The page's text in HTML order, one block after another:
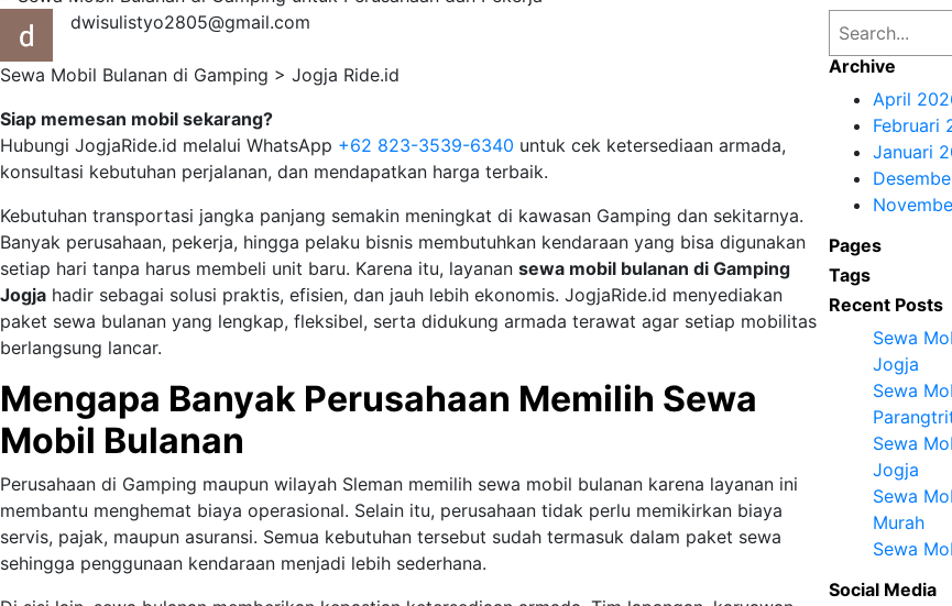
dwisulistyo2805@gmail.com
Sewa Mobil Bulanan di Gamping > Jogja Ride.id
Siap memesan mobil sekarang?
Hubungi JogjaRide.id melalui WhatsApp +62 823-3539-6340 untuk cek ketersediaan armada,
konsultasi kebutuhan perjalanan, dan mendapatkan harga terbaik.
Kebutuhan transportasi jangka panjang semakin meningkat di kawasan Gamping dan sekitarnya.
Banyak perusahaan, pekerja, hingga pelaku bisnis membutuhkan kendaraan yang bisa digunakan
setiap hari tanpa harus membeli unit baru. Karena itu, layanan sewa mobil bulanan di Gamping
Jogja hadir sebagai solusi praktis, efisien, dan jauh lebih ekonomis. JogjaRide.id menyediakan
paket sewa bulanan yang lengkap, fleksibel, serta didukung armada terawat agar setiap mobilitas
berlangsung lancar.
Mengapa Banyak Perusahaan Memilih Sewa
Mobil Bulanan
Perusahaan di Gamping maupun wilayah Sleman memilih sewa mobil bulanan karena layanan ini
membantu menghemat biaya operasional. Selain itu, perusahaan tidak perlu memikirkan biaya
servis, pajak, maupun asuransi. Semua kebutuhan tersebut sudah termasuk dalam paket sewa
sehingga penggunaan kendaraan menjadi lebih sederhana.
a
Archive
April
Februari
Januari
Pages
Tags
Recent Posts
Sewa
Jogja
Sewa
Sewa
Jogja
Sewa
Murah
Sewa
Social Media